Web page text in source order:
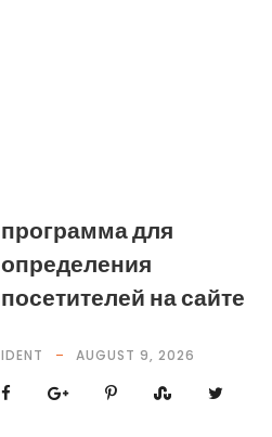
программа для
определения
посетителей на сайте
IDENT AUGUST 9, 2026